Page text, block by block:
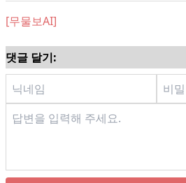
[무물보AI]
댓글 달기: